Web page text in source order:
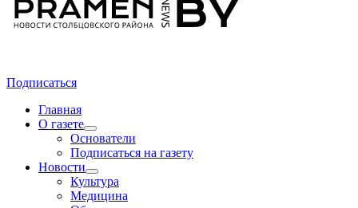
Подписаться
Главная
О газете
Основатели
Подписаться на газету
Новости
Культура
Медицина